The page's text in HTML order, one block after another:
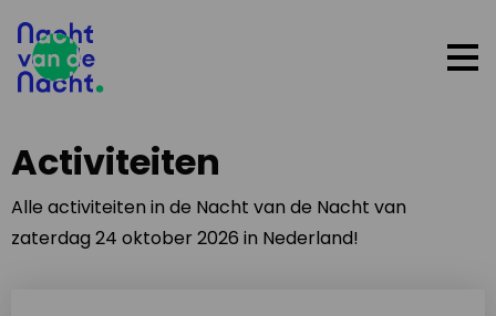
Activiteiten
Alle activiteiten in de Nacht van de Nacht van
zaterdag 24 oktober 2026 in Nederland!